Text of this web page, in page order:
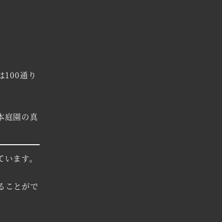
100通り
庭園の真
ます。
ことがで